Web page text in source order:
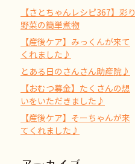
【さとちゃんレシピ367】彩り
野菜の簡単煮物
【産後ケア】みっくんが来て
くれました♪
とある日のさんさん助産院♪
【おむつ募金】たくさんの想
いをいただきました♪
【産後ケア】そーちゃんが来
てくれました♪